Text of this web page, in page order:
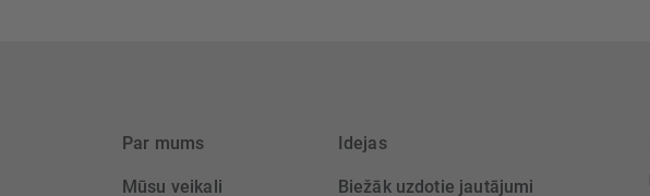
Par mums
Mūsu veikali
Idejas
Biežāk uzdotie jautājumi